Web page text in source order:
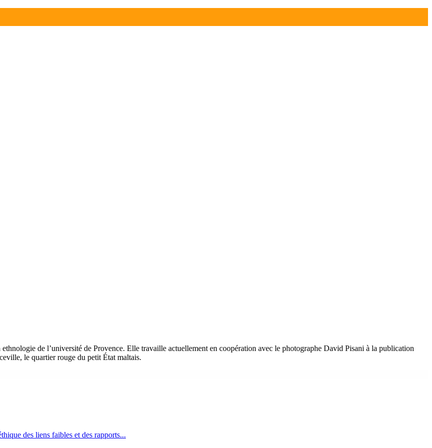
de l’université de Provence. Elle travaille actuellement en coopération avec le photographe David Pisani à la publication
le quartier rouge du petit État maltais.
des liens faibles et des rapports...